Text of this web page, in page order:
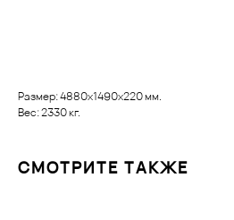
Размер: 4880х1490х220 мм.
Вес: 2330 кг.
СМОТРИТЕ ТАКЖЕ